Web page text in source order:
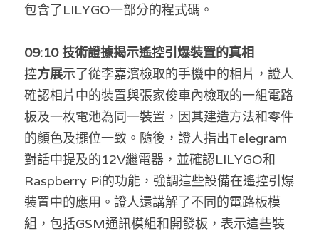
包含了LILYGO一部分的程式碼。
09:10 技術證據揭示遙控引爆裝置的真相
控方展示了從李嘉濱檢取的手機中的相片，證人
確認相片中的裝置與張家俊車內檢取的一組電路
板及一枚電池為同一裝置，因其建造方法和零件
的顏色及擺位一致。隨後，證人指出Telegram
對話中提及的12V繼電器，並確認LILYGO和
Raspberry Pi的功能，強調這些設備在遙控引爆
裝置中的應用。證人還講解了不同的電路板模
組，包括GSM通訊模組和開發板，表示這些裝